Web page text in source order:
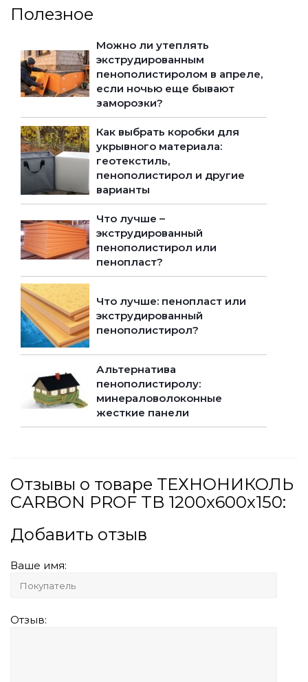
Полезное
Можно ли утеплять
экструдированным
пенополистиролом в апреле,
если ночью еще бывают
заморозки?
Как выбрать коробки для
укрывного материала:
геотекстиль,
пенополистирол и другие
варианты
Что лучше –
экструдированный
пенополистирол или
пенопласт?
Что лучше: пенопласт или
экструдированный
пенополистирол?
Альтернатива
пенополистиролу:
минераловолоконные
жесткие панели
Отзывы о товаре ТЕХНОНИКОЛЬ
CARBON PROF TB 1200x600x150:
Добавить отзыв
Ваше имя:
Отзыв: